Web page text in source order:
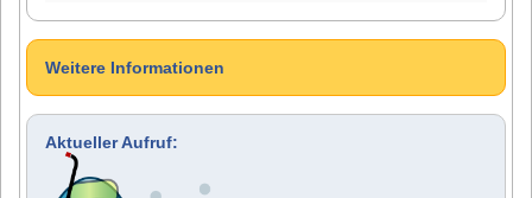
Weitere Informationen
Aktueller Aufruf: